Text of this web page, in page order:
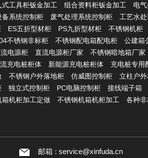
式工具柜钣金加工 组合资料柜钣金加工 电
备系统控制柜 废气处理系统控制柜 工艺水
ES五折型材柜 PS九折型材柜 不锈钢机柜
不锈钢非标柜 不锈钢配电箱配电柜 公建箱
电源柜 直流电源柜厂家 不锈钢暗地箱厂家
充电桩柜体 新能源充电桩柜体 充电桩专用
不锈钢户外落地柜 仿威图控制柜 立柱户
独立式控制柜 PC电脑控制柜 接线端子箱
箱机柜加工定做 不锈钢机箱机柜加工 各种
邮箱 : service@xinfuda.cn